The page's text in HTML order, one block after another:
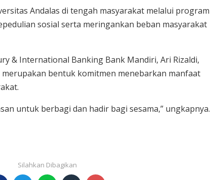
Andalas di tengah masyarakat melalui program
sosial serta meringankan beban masyarakat
& International Banking Bank Mandiri, Ari Rizaldi,
bentuk komitmen menebarkan manfaat
untuk berbagi dan hadir bagi sesama,” ungkapnya.